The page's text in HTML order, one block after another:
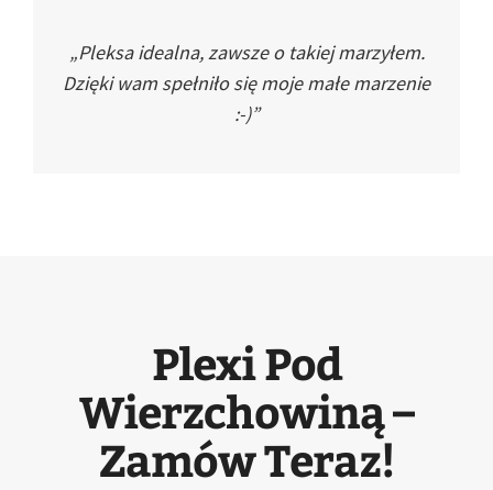
„Pleksa idealna, zawsze o takiej marzyłem.
Dzięki wam spełniło się moje małe marzenie
:-)”
Plexi Pod
Wierzchowiną –
Zamów Teraz!